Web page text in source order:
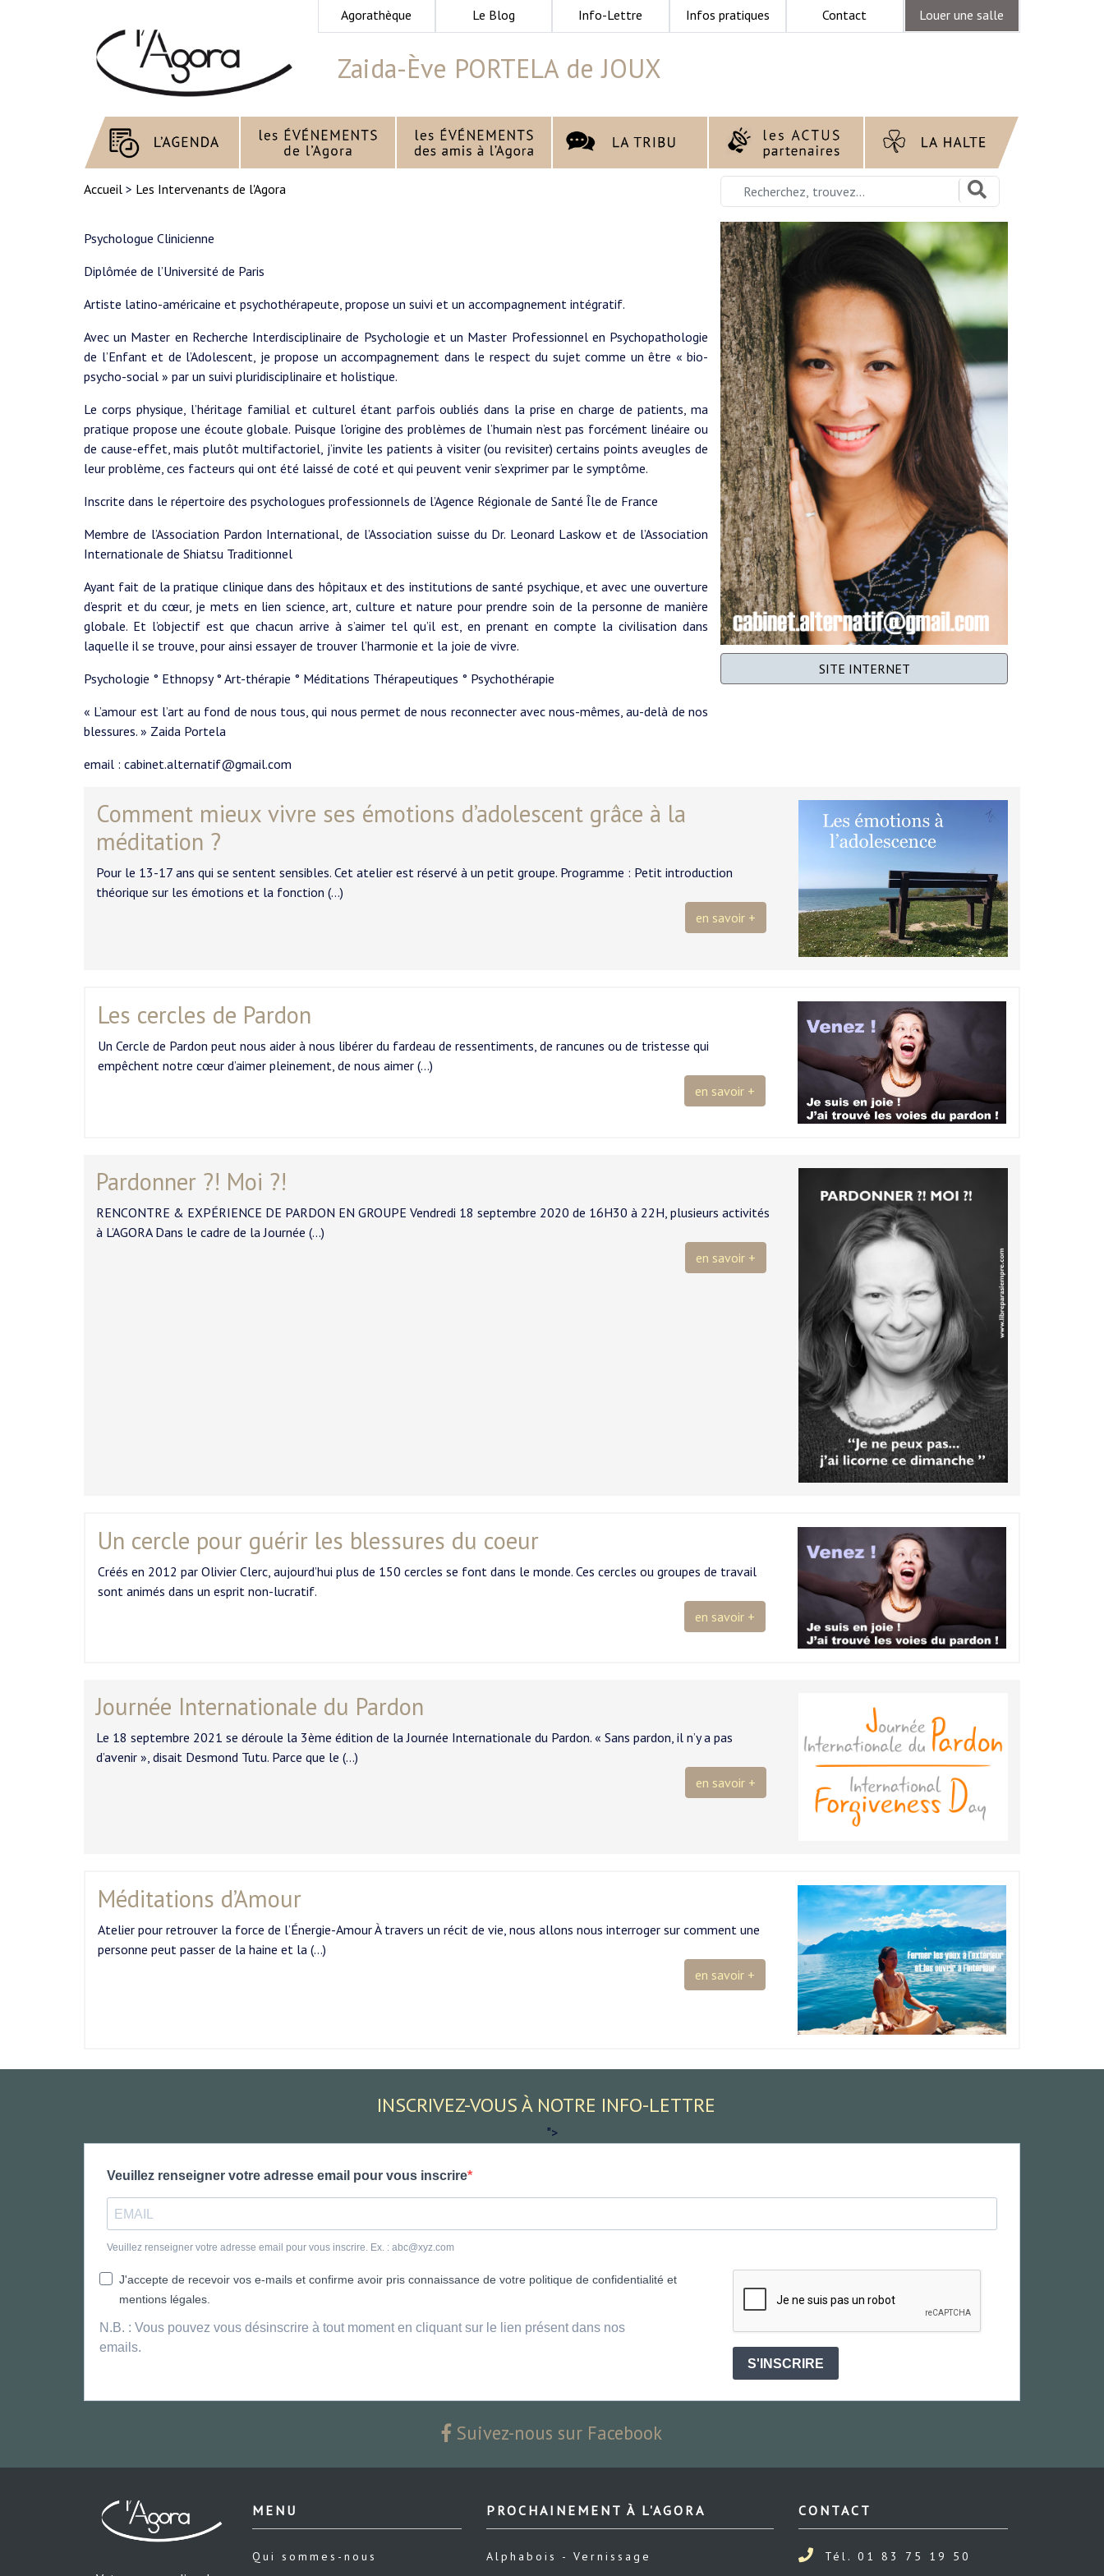
Agorathèque Le Blog Info-Lettre Infos pratiques Contact Louer une salle
Zaida-Ève PORTELA de JOUX
Accueil > Les Intervenants de l'Agora
Psychologue Clinicienne
Diplômée de l’Université de Paris
Artiste latino-américaine et psychothérapeute, propose un suivi et un accompagnement intégratif.
Avec un Master en Recherche Interdisciplinaire de Psychologie et un Master Professionnel en Psychopathologie
de l’Enfant et de l’Adolescent, je propose un accompagnement dans le respect du sujet comme un être « bio-
psycho-social » par un suivi pluridisciplinaire et holistique.
Le corps physique, l’héritage familial et culturel étant parfois oubliés dans la prise en charge de patients, ma
pratique propose une écoute globale. Puisque l’origine des problèmes de l’humain n’est pas forcément linéaire ou
de cause-effet, mais plutôt multifactoriel, j’invite les patients à visiter (ou revisiter) certains points aveugles de
leur problème, ces facteurs qui ont été laissé de coté et qui peuvent venir s’exprimer par le symptôme.
Inscrite dans le répertoire des psychologues professionnels de l’Agence Régionale de Santé Île de France
Membre de l’Association Pardon International, de l’Association suisse du Dr. Leonard Laskow et de l’Association
Internationale de Shiatsu Traditionnel
Ayant fait de la pratique clinique dans des hôpitaux et des institutions de santé psychique, et avec une ouverture
d’esprit et du cœur, je mets en lien science, art, culture et nature pour prendre soin de la personne de manière
globale. Et l’objectif est que chacun arrive à s’aimer tel qu’il est, en prenant en compte la civilisation dans
laquelle il se trouve, pour ainsi essayer de trouver l’harmonie et la joie de vivre.
Psychologie ° Ethnopsy ° Art-thérapie ° Méditations Thérapeutiques ° Psychothérapie
« L’amour est l’art au fond de nous tous, qui nous permet de nous reconnecter avec nous-mêmes, au-delà de nos
blessures. » Zaida Portela
email : cabinet.alternatif@gmail.com
SITE INTERNET
Comment mieux vivre ses émotions d’adolescent grâce à la
méditation ?
Pour le 13-17 ans qui se sentent sensibles. Cet atelier est réservé à un petit groupe. Programme : Petit introduction
théorique sur les émotions et la fonction (…)
en savoir +
Les cercles de Pardon
Un Cercle de Pardon peut nous aider à nous libérer du fardeau de ressentiments, de rancunes ou de tristesse qui
empêchent notre cœur d’aimer pleinement, de nous aimer (…)
en savoir +
Pardonner ?! Moi ?!
RENCONTRE & EXPÉRIENCE DE PARDON EN GROUPE Vendredi 18 septembre 2020 de 16H30 à 22H, plusieurs activités
à L’AGORA Dans le cadre de la Journée (…)
en savoir +
Un cercle pour guérir les blessures du coeur
Créés en 2012 par Olivier Clerc, aujourd’hui plus de 150 cercles se font dans le monde. Ces cercles ou groupes de travail
sont animés dans un esprit non-lucratif.
en savoir +
Journée Internationale du Pardon
Le 18 septembre 2021 se déroule la 3ème édition de la Journée Internationale du Pardon. « Sans pardon, il n’y a pas
d’avenir », disait Desmond Tutu. Parce que le (…)
en savoir +
Méditations d’Amour
Atelier pour retrouver la force de l’Énergie-Amour À travers un récit de vie, nous allons nous interroger sur comment une
personne peut passer de la haine et la (…)
en savoir +
INSCRIVEZ-VOUS À NOTRE INFO-LETTRE
">
Veuillez renseigner votre adresse email pour vous inscrire
Veuillez renseigner votre adresse email pour vous inscrire. Ex. : abc@xyz.com
J'accepte de recevoir vos e-mails et confirme avoir pris connaissance de votre politique de confidentialité et
mentions légales.
N.B. : Vous pouvez vous désinscrire à tout moment en cliquant sur le lien présent dans nos
emails.
S'INSCRIRE
Suivez-nous sur Facebook
MENU
Qui sommes-nous
PROCHAINEMENT À L'AGORA
Alphabois - Vernissage
CONTACT
Tél. 01 83 75 19 50